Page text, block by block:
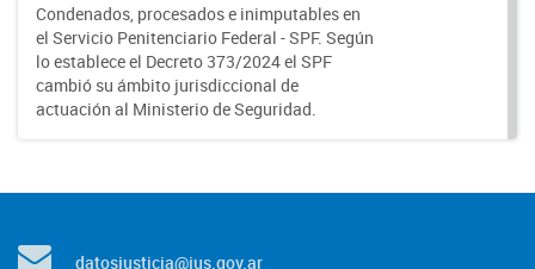
Condenados, procesados e inimputables en
el Servicio Penitenciario Federal - SPF. Según
lo establece el Decreto 373/2024 el SPF
cambió su ámbito jurisdiccional de
actuación al Ministerio de Seguridad.
datosjusticia@jus.gov.ar